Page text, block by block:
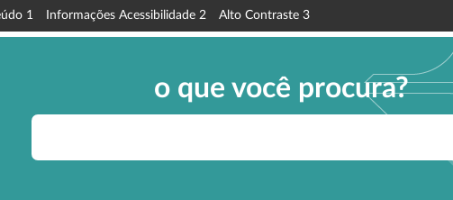
1 Informações Acessibilidade 2 Alto Contraste 3
o que você procura?